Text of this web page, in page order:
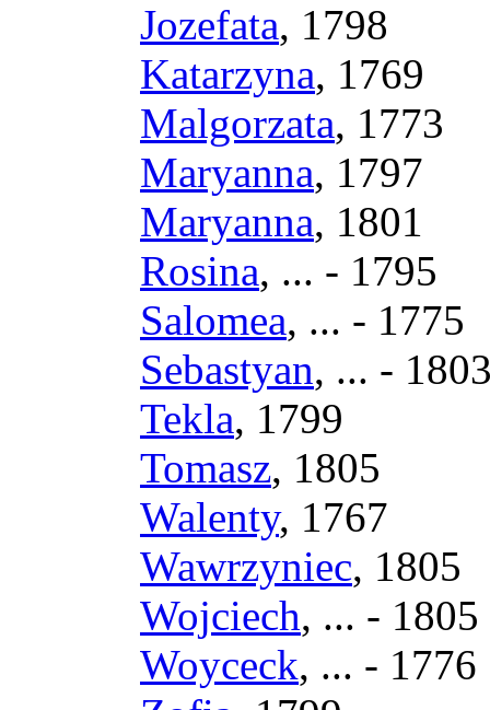
Jozefata, 1798
Katarzyna, 1769
Malgorzata, 1773
Maryanna, 1797
Maryanna, 1801
Rosina, ... - 1795
Salomea, ... - 1775
Sebastyan, ... -
Tekla, 1799
Tomasz, 1805
Walenty, 1767
Wawrzyniec, 1805
Wojciech, ... - 1805
Woyceck, ... - 1776